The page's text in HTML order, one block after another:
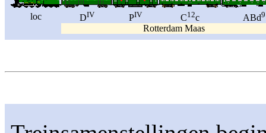
loc DIV PIV C12c ABd9
Rotterdam Maas